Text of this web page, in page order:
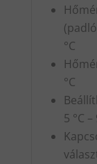
°C
°C
5 °C